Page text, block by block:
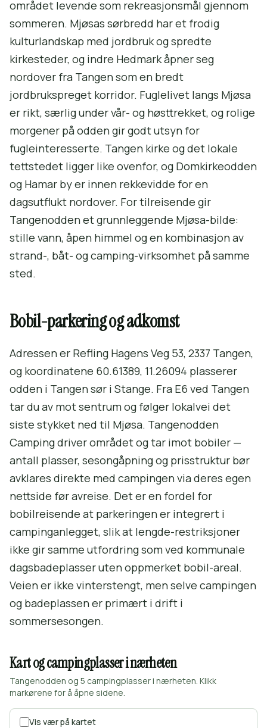
området levende som rekreasjonsmål gjennom
sommeren. Mjøsas sørbredd har et frodig
kulturlandskap med jordbruk og spredte
kirkesteder, og indre Hedmark åpner seg
nordover fra Tangen som en bredt
jordbrukspreget korridor. Fuglelivet langs Mjøsa
er rikt, særlig under vår- og høsttrekket, og rolige
morgener på odden gir godt utsyn for
fugleinteresserte. Tangen kirke og det lokale
tettstedet ligger like ovenfor, og Domkirkeodden
og Hamar by er innen rekkevidde for en
dagsutflukt nordover. For tilreisende gir
Tangenodden et grunnleggende Mjøsa-bilde:
stille vann, åpen himmel og en kombinasjon av
strand-, båt- og camping-virksomhet på samme
sted.
Bobil-parkering og adkomst
Adressen er Refling Hagens Veg 53, 2337 Tangen,
og koordinatene 60.61389, 11.26094 plasserer
odden i Tangen sør i Stange. Fra E6 ved Tangen
tar du av mot sentrum og følger lokalvei det
siste stykket ned til Mjøsa. Tangenodden
Camping driver området og tar imot bobiler —
antall plasser, sesongåpning og prisstruktur bør
avklares direkte med campingen via deres egen
nettside før avreise. Det er en fordel for
bobilreisende at parkeringen er integrert i
campinganlegget, slik at lengde-restriksjoner
ikke gir samme utfordring som ved kommunale
dagsbadeplasser uten oppmerket bobil-areal.
Veien er ikke vinterstengt, men selve campingen
og badeplassen er primært i drift i
sommersesongen.
Kart og campingplasser i nærheten
Tangenodden og 5 campingplasser i nærheten. Klikk
markørene for å åpne sidene.
Vis vær på kartet